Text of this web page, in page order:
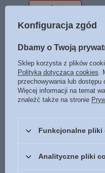
Login / Nr karty stałego
Hasło / Pin karty stałego
Nie
Konfiguracja zgód
Dbamy o Twoją
Sklep korzysta z plików
Polityką dotyczącą cookies.
przechowywania lub dostępu
Więcej informacji na temat
znaleźć także na stronie
Funkcjonalne pliki
Analityczne pliki